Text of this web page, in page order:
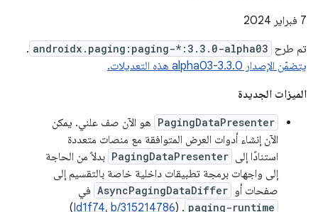
‫7 فبراير 2024
تم طرح androidx.paging:paging-*:3.3.0-alpha03
.
يتضمّن الإصدار 3.3.0-alpha03 هذه التعديلات.
الميزات الجديدة
PagingDataPresenter هو الآن صف علني. يمكن
الآن إنشاء أدوات العرض المتوافقة مع منصات متعددة
استنادًا إلى PagingDataPresenter بدلاً من الحاجة
إلى واجهات برمجة تطبيقات داخلية خاصة بالتقسيم إلى
صفحات أو AsyncPagingDataDiffer في
paging-runtime
. (
Id1f74، b/315214786
)